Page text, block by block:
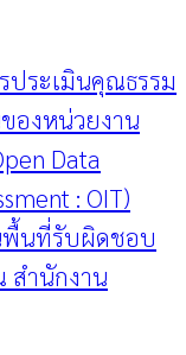
ระเมินคุณธรรม
องหน่วยงาน
Data
: OIT)
พื้นที่รับผิดชอบ
สำนักงาน